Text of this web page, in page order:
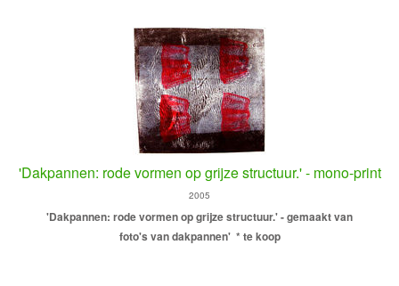
'Dakpannen: rode vormen op grijze structuur.' - mono-print
2005
'Dakpannen: rode vormen op grijze structuur.' - gemaakt van
foto's van dakpannen' * te koop